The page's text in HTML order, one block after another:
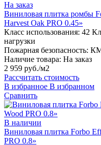
На заказ
Виниловая плитка ромбы
Harvest Oak PRO 0.45»
Класс использования: 42
нагрузки
Пожарная безопасность:
Наличие товара: На заказ
2 959 руб./м2
Рассчитать стоимость
В избранное В избранном
Сравнить
В наличии
Виниловая плитка Forbo
PRO 0.8»